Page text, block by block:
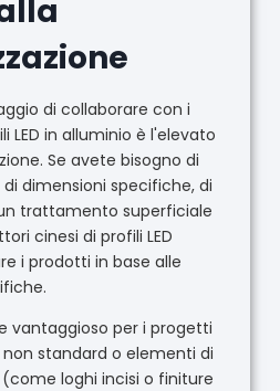
di collaborare con i
LED in alluminio è l'elevato
Se avete bisogno di
di dimensioni specifiche, di
trattamento superficiale
cinesi di profili LED
i prodotti in base alle
vantaggioso per i progetti
standard o elementi di
loghi incisi o finiture